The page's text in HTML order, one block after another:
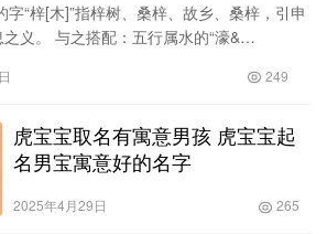
“梓[木]”指梓树、桑梓、故乡、桑梓，引申
义。 与之搭配：五行属水的“濠&…
249
虎宝宝取名有寓意男孩 虎宝宝起
名男宝寓意好的名字
2025年4月29日 265